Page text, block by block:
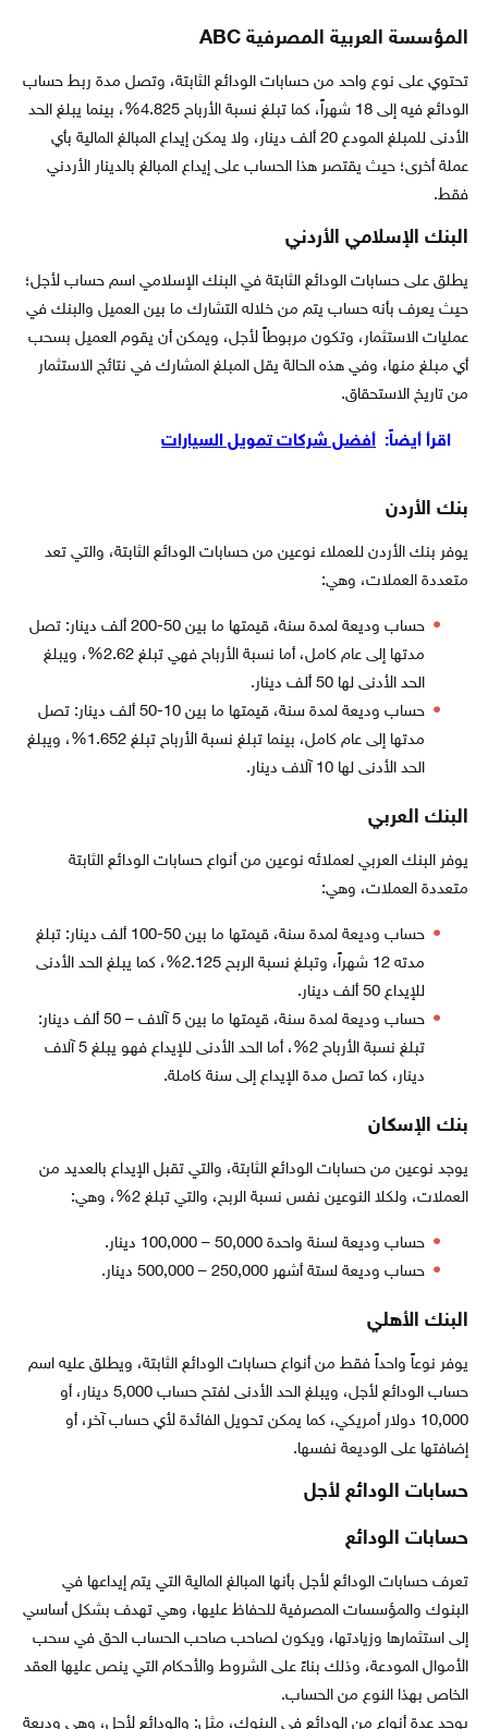
المؤسسة العربية المصرفية ABC
تحتوي على نوع واحد من حسابات الودائع الثابتة، وتصل مدة ربط حساب
الودائع فيه إلى 18 شهراً، كما تبلغ نسبة الأرباح 4.825%، بينما يبلغ الحد
الأدنى للمبلغ المودع 20 ألف دينار، ولا يمكن إيداع المبالغ المالية بأي
عملة أخرى؛ حيث يقتصر هذا الحساب على إيداع المبالغ بالدينار الأردني
فقط.
البنك الإسلامي الأردني
يطلق على حسابات الودائع الثابتة في البنك الإسلامي اسم حساب لأجل؛
حيث يعرف بأنه حساب يتم من خلاله التشارك ما بين العميل والبنك في
عمليات الاستثمار، وتكون مربوطاً لأجل، ويمكن أن يقوم العميل بسحب
أي مبلغ منها، وفي هذه الحالة يقل المبلغ المشارك في نتائج الاستثمار
من تاريخ الاستحقاق.
اقرأ أيضاً: أفضل شركات تمويل السيارات
بنك الأردن
يوفر بنك الأردن للعملاء نوعين من حسابات الودائع الثابتة، والتي تعد
متعددة العملات، وهي:
حساب وديعة لمدة سنة، قيمتها ما بين 50-200 ألف دينار: تصل
مدتها إلى عام كامل، أما نسبة الأرباح فهي تبلغ 2.62%، ويبلغ
الحد الأدنى لها 50 ألف دينار.
حساب وديعة لمدة سنة، قيمتها ما بين 10-50 ألف دينار: تصل
مدتها إلى عام كامل، بينما تبلغ نسبة الأرباح تبلغ 1.652%، ويبلغ
الحد الأدنى لها 10 آلاف دينار.
البنك العربي
يوفر البنك العربي لعملائه نوعين من أنواع حسابات الودائع الثابتة
متعددة العملات، وهي:
حساب وديعة لمدة سنة، قيمتها ما بين 50-100 ألف دينار: تبلغ
مدته 12 شهراً، وتبلغ نسبة الربح 2.125%، كما يبلغ الحد الأدنى
للإيداع 50 ألف دينار.
حساب وديعة لمدة سنة، قيمتها ما بين 5 آلاف – 50 ألف دينار:
تبلغ نسبة الأرباح 2%، أما الحد الأدنى للإيداع فهو يبلغ 5 آلاف
دينار، كما تصل مدة الإيداع إلى سنة كاملة.
بنك الإسكان
يوجد نوعين من حسابات الودائع الثابتة، والتي تقبل الإيداع بالعديد من
العملات، ولكلا النوعين نفس نسبة الربح، والتي تبلغ 2%، وهي:
حساب وديعة لسنة واحدة 50,000 – 100,000 دينار.
حساب وديعة لستة أشهر 250,000 – 500,000 دينار.
البنك الأهلي
يوفر نوعاً واحداً فقط من أنواع حسابات الودائع الثابتة، ويطلق عليه اسم
حساب الودائع لأجل، ويبلغ الحد الأدنى لفتح حساب 5,000 دينار، أو
10,000 دولار أمريكي، كما يمكن تحويل الفائدة لأي حساب آخر، أو
إضافتها على الوديعة نفسها.
حسابات الودائع لأجل
حسابات الودائع
تعرف حسابات الودائع لأجل بأنها المبالغ المالية التي يتم إيداعها في
البنوك والمؤسسات المصرفية للحفاظ عليها، وهي تهدف بشكل أساسي
إلى استثمارها وزيادتها، ويكون لصاحب صاحب الحساب الحق في سحب
الأموال المودعة، وذلك بناءً على الشروط والأحكام التي ينص عليها العقد
الخاص بهذا النوع من الحساب.
يوجد عدة أنواع من الودائع في البنوك، مثل: والودائع لأجل، وهي وديعة